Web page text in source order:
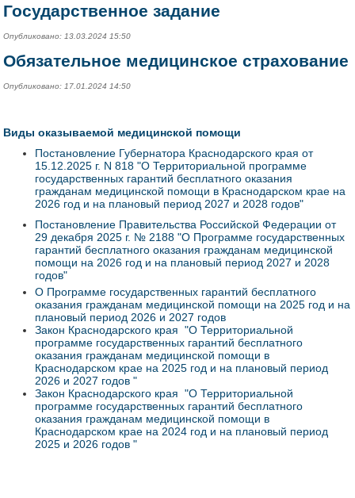
Государственное задание
Опубликовано: 13.03.2024 15:50
Обязательное медицинское страхование
Опубликовано: 17.01.2024 14:50
Виды оказываемой медицинской помощи
Постановление Губернатора Краснодарского края от
15.12.2025 г. N 818 "О Территориальной программе
государственных гарантий бесплатного оказания
гражданам медицинской помощи в Краснодарском крае на
2026 год и на плановый период 2027 и 2028 годов"
Постановление Правительства Российской Федерации от
29 декабря 2025 г. № 2188 "О Программе государственных
гарантий бесплатного оказания гражданам медицинской
помощи на 2026 год и на плановый период 2027 и 2028
годов"
О Программе государственных гарантий бесплатного
оказания гражданам медицинской помощи на 2025 год и на
плановый период 2026 и 2027 годов
Закон Краснодарского края "О Территориальной
программе государственных гарантий бесплатного
оказания гражданам медицинской помощи в
Краснодарском крае на 2025 год и на плановый период
2026 и 2027 годов "
Закон Краснодарского края "О Территориальной
программе государственных гарантий бесплатного
оказания гражданам медицинской помощи в
Краснодарском крае на 2024 год и на плановый период
2025 и 2026 годов "